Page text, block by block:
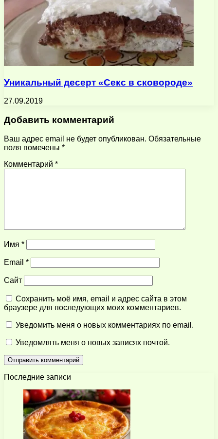
Уникальный десерт «Секс в сковороде»
27.09.2019
Добавить комментарий
Ваш адрес email не будет опубликован. Обязательные
поля помечены *
Комментарий *
Имя *
Email *
Сайт
Сохранить моё имя, email и адрес сайта в этом
браузере для последующих моих комментариев.
Уведомить меня о новых комментариях по email.
Уведомлять меня о новых записях почтой.
Последние записи